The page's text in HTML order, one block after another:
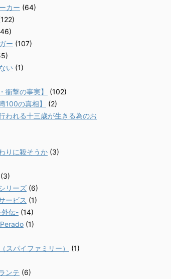
カー (64)
ー (107)
い (1)
衝撃の事実】
(102)
100の真相】
(2)
われる十三歳が生きる為のお
りに殺そうか (3)
(3)
リーズ (6)
ービス (1)
外伝- (14)
(1)
スパイファミリー）
(1)
ンテ (6)